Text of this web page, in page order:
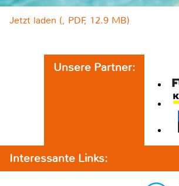
Jetzt laden (, PDF, 12.9 MB)
Unsere Partner:
Interessante Links: